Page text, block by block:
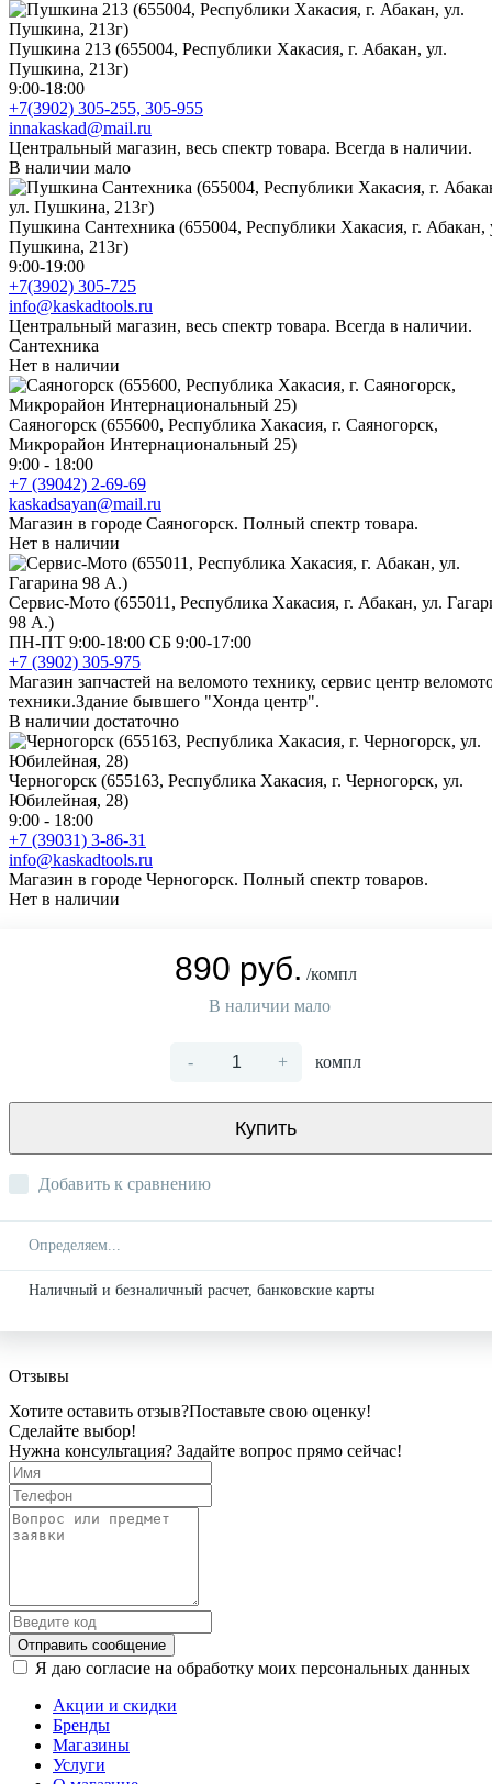
Пушкина 213 (655004, Республики Хакасия, г. Абакан, ул.
Пушкина, 213г)
9:00-18:00
+7(3902) 305-255, 305-955
innakaskad@mail.ru
Центральный магазин, весь спектр товара. Всегда в наличии.
В наличии мало
Пушкина Сантехника (655004, Республики Хакасия, г. Абакан,
Пушкина, 213г)
9:00-19:00
+7(3902) 305-725
info@kaskadtools.ru
Центральный магазин, весь спектр товара. Всегда в наличии.
Сантехника
Нет в наличии
Саяногорск (655600, Республика Хакасия, г. Саяногорск,
Микрорайон Интернациональный 25)
9:00 - 18:00
+7 (39042) 2-69-69
kaskadsayan@mail.ru
Магазин в городе Саяногорск. Полный спектр товара.
Нет в наличии
Сервис-Мото (655011, Республика Хакасия, г. Абакан, ул.
98 А.)
ПН-ПТ 9:00-18:00 СБ 9:00-17:00
+7 (3902) 305-975
Магазин запчастей на веломото технику, сервис центр
техники.Здание бывшего "Хонда центр".
В наличии достаточно
Черногорск (655163, Республика Хакасия, г. Черногорск, ул.
Юбилейная, 28)
9:00 - 18:00
+7 (39031) 3-86-31
info@kaskadtools.ru
Магазин в городе Черногорск. Полный спектр товаров.
Нет в наличии
890 руб. /компл
В наличии мало
- + компл
Купить
Добавить к сравнению
Определяем...
Наличный и безналичный расчет, банковские карты
Отзывы
Хотите оставить отзыв?Поставьте свою оценку!
Сделайте выбор!
Нужна консультация? Задайте вопрос прямо сейчас!
Отправить сообщение
Я даю согласие на обработку моих персональных данных
Акции и скидки
Бренды
Магазины
Услуги